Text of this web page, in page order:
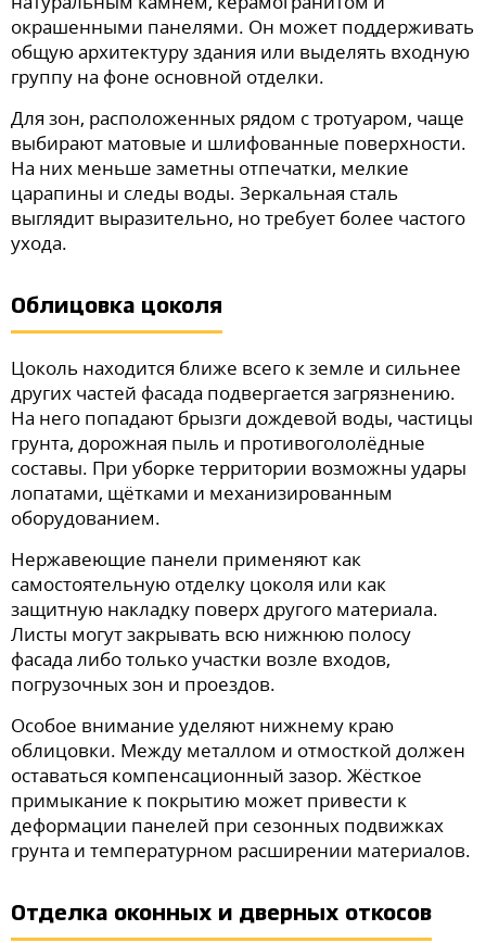
окрашенными панелями. Он может поддерживать
общую архитектуру здания или выделять входную
группу на фоне основной отделки.
Для зон, расположенных рядом с тротуаром, чаще
выбирают матовые и шлифованные поверхности.
На них меньше заметны отпечатки, мелкие
царапины и следы воды. Зеркальная сталь
выглядит выразительно, но требует более частого
ухода.
Облицовка цоколя
Цоколь находится ближе всего к земле и сильнее
других частей фасада подвергается загрязнению.
На него попадают брызги дождевой воды, частицы
грунта, дорожная пыль и противогололёдные
составы. При уборке территории возможны удары
лопатами, щётками и механизированным
оборудованием.
Нержавеющие панели применяют как
самостоятельную отделку цоколя или как
защитную накладку поверх другого материала.
Листы могут закрывать всю нижнюю полосу
фасада либо только участки возле входов,
погрузочных зон и проездов.
Особое внимание уделяют нижнему краю
облицовки. Между металлом и отмосткой должен
оставаться компенсационный зазор. Жёсткое
примыкание к покрытию может привести к
деформации панелей при сезонных подвижках
грунта и температурном расширении материалов.
Отделка оконных и дверных откосов